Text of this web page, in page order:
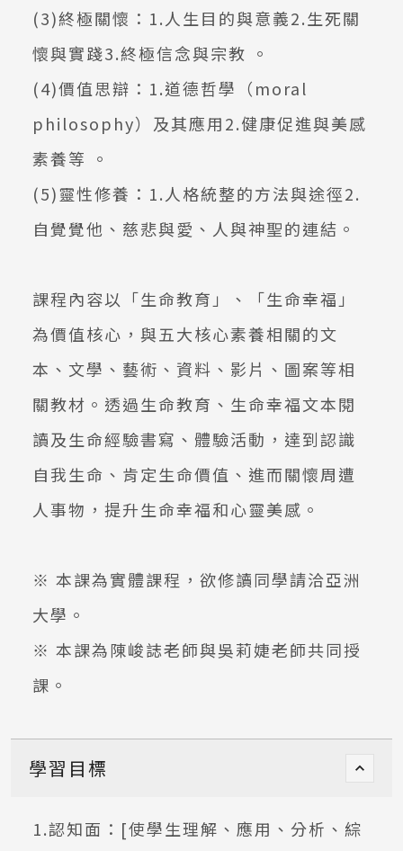
(3)終極關懷：1.人生目的與意義2.生死關
懷與實踐3.終極信念與宗教 。
(4)價值思辯：1.道德哲學（moral
philosophy）及其應用2.健康促進與美感
素養等 。
(5)靈性修養：1.人格統整的方法與途徑2.
自覺覺他、慈悲與愛、人與神聖的連結。
課程內容以「生命教育」、「生命幸福」
為價值核心，與五大核心素養相關的文
本、文學、藝術、資料、影片、圖案等相
關教材。透過生命教育、生命幸福文本閱
讀及生命經驗書寫、體驗活動，達到認識
自我生命、肯定生命價值、進而關懷周遭
人事物，提升生命幸福和心靈美感。
※ 本課為實體課程，欲修讀同學請洽亞洲
大學。
※ 本課為陳峻誌老師與吳莉婕老師共同授
課。
學習目標
1.認知面：[使學生理解、應用、分析、綜